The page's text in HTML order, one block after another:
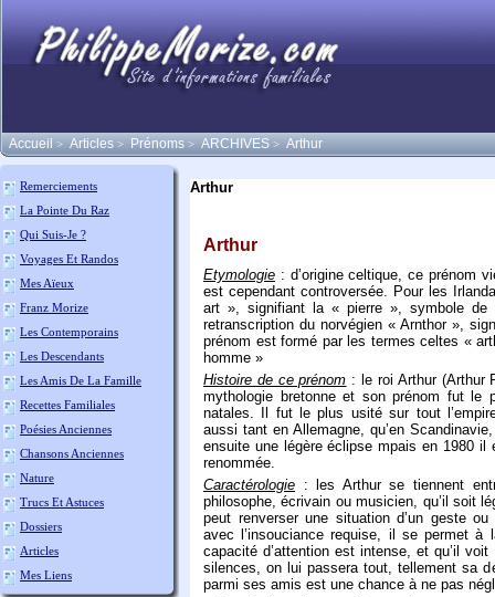
Accueil > Articles > Prénoms > ARCHIVES > Arthur
Remerciements
La Pointe Du Raz
Qui Suis-Je ?
Voyages Et Randos
Mes Aïeux
Franz Morize
Les Contemporains
Les Descendants
Les Amis De La Famille
Recettes Familiales
Poésies Anciennes
Chansons Anciennes
Nature
Trucs Et Astuces
Dossiers
Articles
Mes Liens
Arthur
Arthur
Etymologie : d’origine celtique, ce prénom
est cependant controversée. Pour les
art », signifiant la « pierre », symbole de
retranscription du norvégien « Arnthor »,
prénom est formé par les termes celtes «
homme »
Histoire de ce prénom : le roi Arthur (Arthur
mythologie bretonne et son prénom fut le
natales. Il fut le plus usité sur tout
aussi tant en Allemagne, qu’en
ensuite une légère éclipse mpais en 1980 il
renommée.
Caractérologie : les Arthur se tiennent
philosophe, écrivain ou musicien, qu’il soit
peut renverser une situation d’un geste
avec l’insouciance requise, il se permet
capacité d’attention est intense, et qu’il
silences, on lui passera tout, tellement sa
parmi ses amis est une chance à ne pas